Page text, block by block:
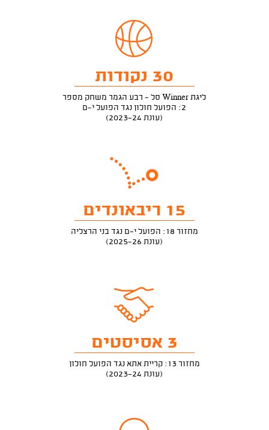
30 נקודות
ליגת Winner סל - רבע הגמר משחק מספר
2: הפועל חולון נגד הפועל י-ם
(עונת 2023-24)
15 ריבאונדים
מחזור 18: הפועל י-ם נגד בני הרצליה
(עונת 2025-26)
3 אסיסטים
מחזור 13: קריית אתא נגד הפועל חולון
(עונת 2023-24)